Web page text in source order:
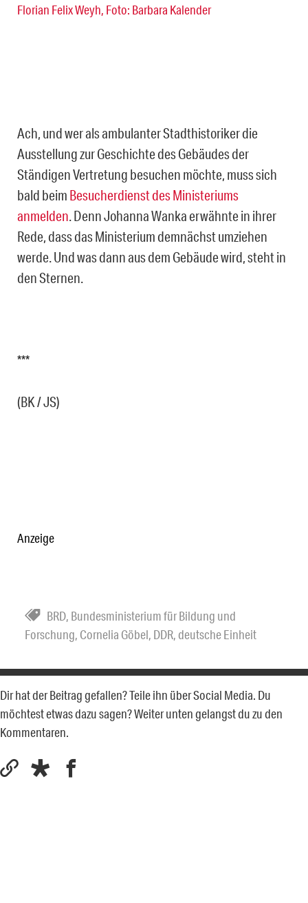
Ach, und wer als ambulanter Stadthistoriker die
Ausstellung zur Geschichte des Gebäudes der
Ständigen Vertretung besuchen möchte, muss sich
bald beim Besucherdienst des Ministeriums
anmelden . Denn Johanna Wanka erwähnte in ihrer
Rede, dass das Ministerium demnächst umziehen
werde. Und was dann aus dem Gebäude wird, steht in
den Sternen.
***
(BK / JS)
Anzeige
BRD, Bundesministerium für Bildung und
Forschung, Cornelia Göbel, DDR, deutsche Einheit
Dir hat der Beitrag gefallen? Teile ihn über Social Media. Du
möchtest etwas dazu sagen? Weiter unten gelangst du zu den
Kommentaren.